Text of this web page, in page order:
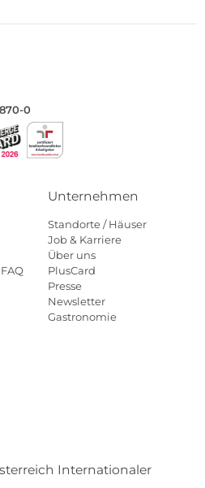
0
Unternehmen
Standorte / Häuser
Job & Karriere
Über uns
PlusCard
Presse
Newsletter
Gastronomie
Internationaler